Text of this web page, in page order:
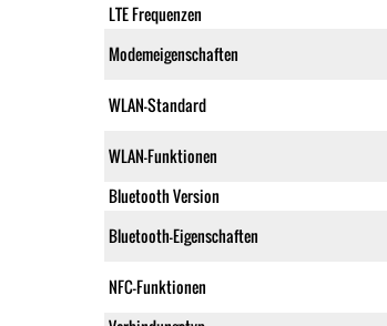
LTE Frequenzen
Modemeigenschaften
WLAN-Standard
WLAN-Funktionen
Bluetooth Version
Bluetooth-Eigenschaften
NFC-Funktionen